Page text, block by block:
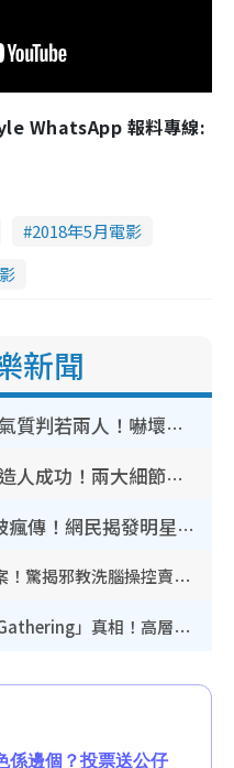
WhatsApp 報料專線:
2018年5月電影
新聞
簡淑兒染金毛剪短頭髮氣質判若兩人！嚇壞老公麥大力都認唔出：「你做咩事？」
湯洛雯傳終於有好消息造人成功！兩大細節曝孕味極濃惹猜測：大肚婆先會咁！
8大最冇禮貌藝人名單被瘋傳！網民揭發明星真面目 一致數臭呢位係無品天花板？
銀行高層「沉船」爆案中案！驚揭邪教洗腦操控賣淫被吞600萬 幕後黑手講多錯多
林芊妤親解12年前「殘廁Gathering」真相！高層解約一句話重創尊嚴至今拒返TVB